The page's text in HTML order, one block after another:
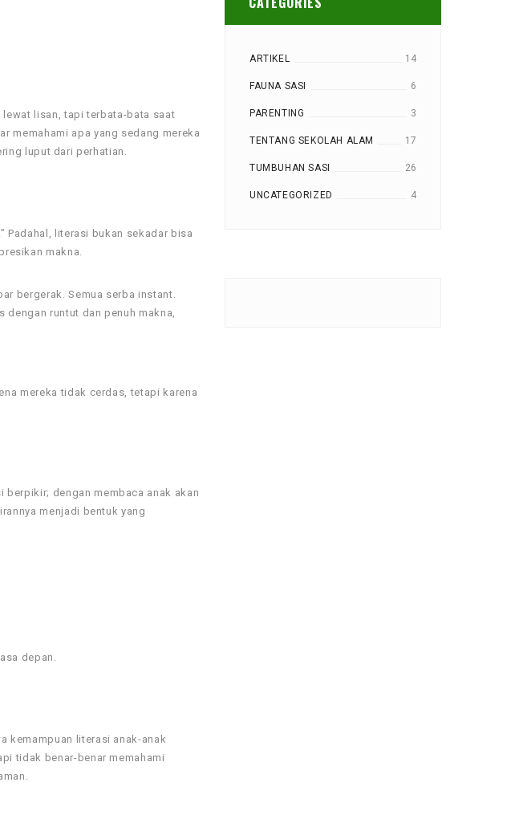
lisan, tapi terbata-bata saat
memahami apa yang sedang mereka
luput dari perhatian.
Padahal, literasi bukan sekadar bisa
makna.
bergerak. Semua serba instant.
dengan runtut dan penuh makna,
mereka tidak cerdas, tetapi karena
berpikir; dengan membaca anak akan
menjadi bentuk yang
depan.
kemampuan literasi anak-anak
tidak benar-benar memahami
ARTIKEL 14
FAUNA SASI 6
PARENTING 3
TENTANG SEKOLAH ALAM 17
TUMBUHAN SASI 26
UNCATEGORIZED 4